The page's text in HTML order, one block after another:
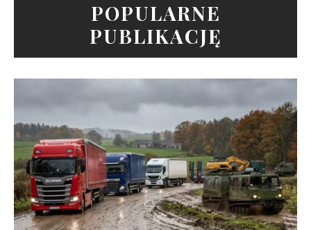
POPULARNE
PUBLIKACJĘ